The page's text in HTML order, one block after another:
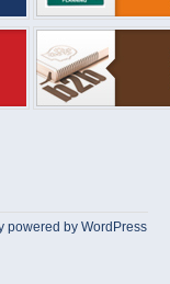
powered by WordPress